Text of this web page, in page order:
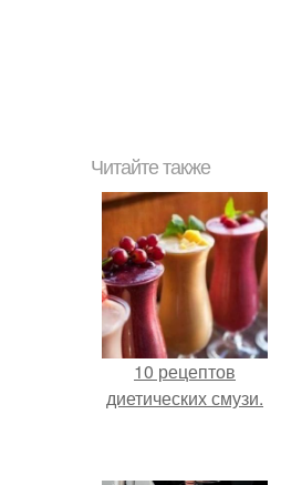
Читайте также
10 рецептов
диетических смузи.